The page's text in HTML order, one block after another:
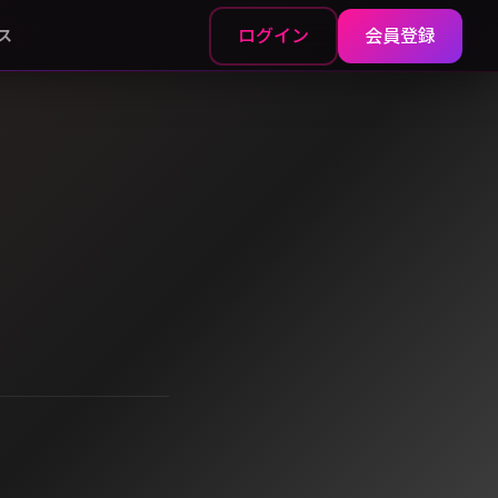
ログイン 会員登録